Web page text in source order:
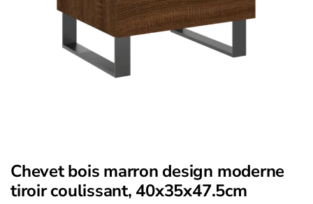
Chevet bois marron design moderne
tiroir coulissant, 40x35x47.5cm